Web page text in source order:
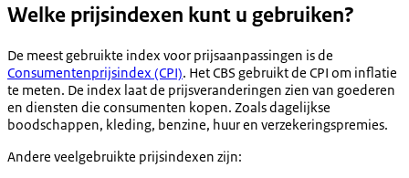
Welke prijsindexen kunt u gebruiken?
De meest gebruikte index voor prijsaanpassingen is de
Consumentenprijsindex (CPI). Het CBS gebruikt de CPI om inflatie
te meten. De index laat de prijsveranderingen zien van goederen
en diensten die consumenten kopen. Zoals dagelijkse
boodschappen, kleding, benzine, huur en verzekeringspremies.
Andere veelgebruikte prijsindexen zijn: